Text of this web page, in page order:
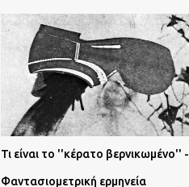
Τι είναι το ''κέρατο βερνικωμένο'' -
Φαντασιομετρική ερμηνεία